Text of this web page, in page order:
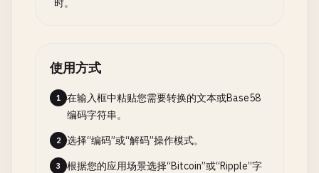
时。
使用方式
1
在输入框中粘贴您需要转换的文本或Base58
编码字符串。
2 选择“编码”或“解码”操作模式。
3
根据您的应用场景选择“Bitcoin”或“Ripple”字